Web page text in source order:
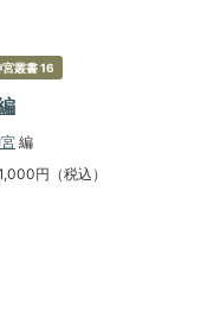
叢書 16
編
円（税込）